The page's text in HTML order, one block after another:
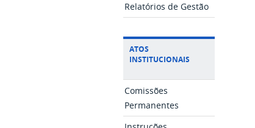
Relatórios de Gestão
ATOS
INSTITUCIONAIS
Comissões
Permanentes